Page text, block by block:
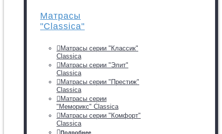
Матрасы
"Classica"
Матрасы серии "Классик"
Classica
Матрасы серии "Элит"
Classica
Матрасы серии "Престиж"
Classica
Матрасы серии
"Меморикс" Classica
Матрасы серии "Комфорт"
Classica
Подробнее